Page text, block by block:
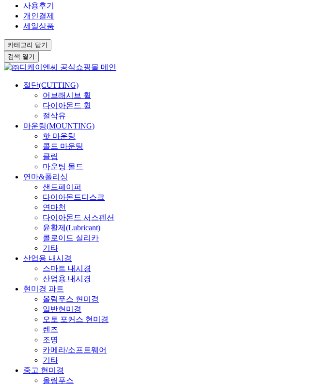
사용후기
개인결제
세일상품
카테고리 닫기
검색 열기
절단(CUTTING)
어브래시브 휠
다이아몬드 휠
절삭유
마운팅(MOUNTING)
핫 마운팅
콜드 마운팅
클립
마운팅 몰드
연마&폴리싱
샌드페이퍼
다이아몬드디스크
연마천
다이아몬드 서스펜션
윤활제(Lubricant)
콜로이드 실리카
기타
산업용 내시경
스마트 내시경
산업용 내시경
현미경 파트
올림푸스 현미경
일반현미경
오토 포커스 현미경
렌즈
조명
카메라/소프트웨어
기타
중고 현미경
올림푸스